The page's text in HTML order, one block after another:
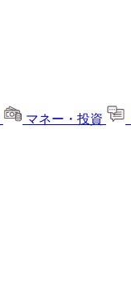
マネー・投資